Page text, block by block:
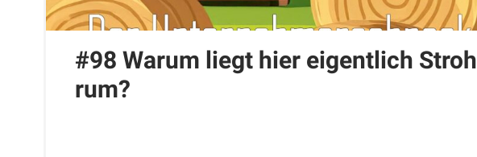
#98 Warum liegt hier eigentlich Stroh
rum?